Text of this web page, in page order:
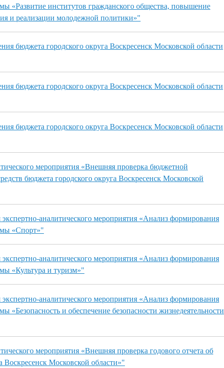
«Развитие институтов гражданского общества, повышение
и реализации молодежной политики»"
бюджета городского округа Воскресенск Московской области
бюджета городского округа Воскресенск Московской области
бюджета городского округа Воскресенск Московской области
мероприятия «Внешняя проверка бюджетной
бюджета городского округа Воскресенск Московской
аналитического мероприятия «Анализ формирования
«Спорт»"
аналитического мероприятия «Анализ формирования
«Культура и туризм»"
аналитического мероприятия «Анализ формирования
и обеспечение безопасности жизнедеятельности
мероприятия «Внешняя проверка годового отчета об
Воскресенск Московской области»"